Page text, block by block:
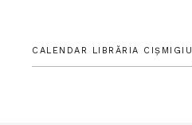
CALENDAR LIBRĂRIA CIȘMIGIU